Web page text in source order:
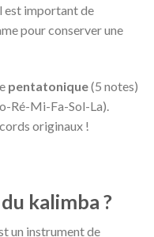
est important de
pour conserver une
pentatonique(5 notes)
Ré-Mi-Fa-Sol-La).
originaux !
kalimba ?
un instrument de